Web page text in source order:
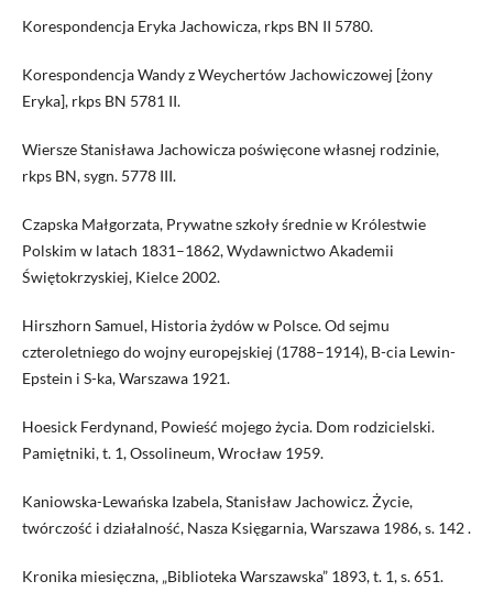
Korespondencja Eryka Jachowicza, rkps BN II 5780.
Korespondencja Wandy z Weychertów Jachowiczowej [żony
Eryka], rkps BN 5781 II.
Wiersze Stanisława Jachowicza poświęcone własnej rodzinie,
rkps BN, sygn. 5778 III.
Czapska Małgorzata, Prywatne szkoły średnie w Królestwie
Polskim w latach 1831–1862, Wydawnictwo Akademii
Świętokrzyskiej, Kielce 2002.
Hirszhorn Samuel, Historia żydów w Polsce. Od sejmu
czteroletniego do wojny europejskiej (1788–1914), B-cia Lewin-
Epstein i S-ka, Warszawa 1921.
Hoesick Ferdynand, Powieść mojego życia. Dom rodzicielski.
Pamiętniki, t. 1, Ossolineum, Wrocław 1959.
Kaniowska-Lewańska Izabela, Stanisław Jachowicz. Życie,
twórczość i działalność, Nasza Księgarnia, Warszawa 1986, s. 142 .
Kronika miesięczna, „Biblioteka Warszawska” 1893, t. 1, s. 651.